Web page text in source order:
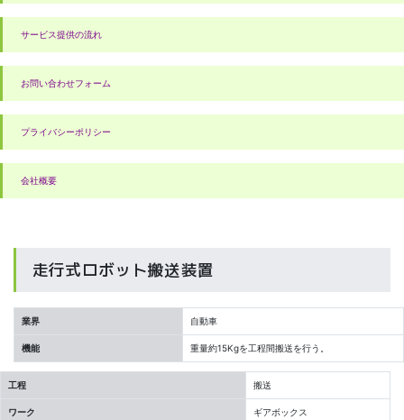
サービス提供の流れ
お問い合わせフォーム
プライバシーポリシー
会社概要
走行式ロボット搬送装置
業界 自動車
機能 重量約15Kgを工程間搬送を行う。
工程 搬送
ワーク ギアボックス